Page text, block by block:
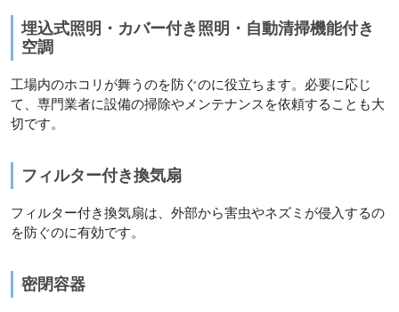
埋込式照明・カバー付き照明・自動清掃機能付き
空調
工場内のホコリが舞うのを防ぐのに役立ちます。必要に応じ
て、専門業者に設備の掃除やメンテナンスを依頼することも大
切です。
フィルター付き換気扇
フィルター付き換気扇は、外部から害虫やネズミが侵入するの
を防ぐのに有効です。
密閉容器